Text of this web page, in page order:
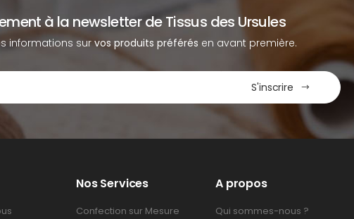
à la newsletter de Tissus des Ursules
informations survos produits préférés en avant première.
S'inscrire
Nos Services
Confection sur Mesure
A propos
Qui sommes-nous ?